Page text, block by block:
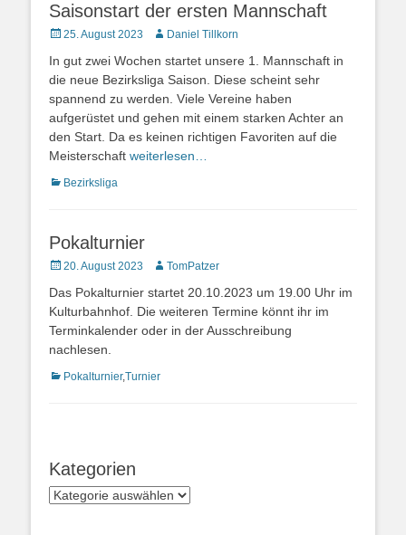
Saisonstart der ersten Mannschaft
Veröffentlicht
25. August 2023 AutorDaniel Tillkorn
In gut zwei Wochen startet unsere 1. Mannschaft in
die neue Bezirksliga Saison. Diese scheint sehr
spannend zu werden. Viele Vereine haben
aufgerüstet und gehen mit einem starken Achter an
den Start. Da es keinen richtigen Favoriten auf die
Meisterschaft weiterlesen…
Kategorien
Bezirksliga
Pokalturnier
Veröffentlicht
20. August 2023 AutorTomPatzer
Das Pokalturnier startet 20.10.2023 um 19.00 Uhr im
Kulturbahnhof. Die weiteren Termine könnt ihr im
Terminkalender oder in der Ausschreibung
nachlesen.
Kategorien
Pokalturnier,Turnier
Kategorien
Kategorien